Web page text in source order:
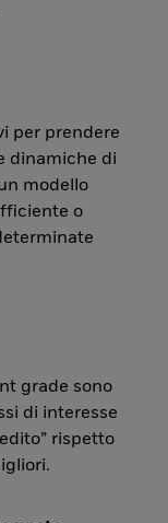
per prendere
dinamiche di
modello
o
grade sono
di interesse
rispetto